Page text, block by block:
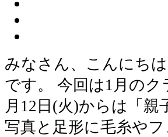
みなさん、こんにち
です。 今回は1月の
月12日(火)からは「
写真と足形に毛糸や